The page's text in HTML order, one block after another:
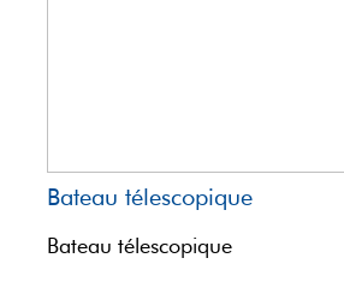
Bateau télescopique
Bateau télescopique